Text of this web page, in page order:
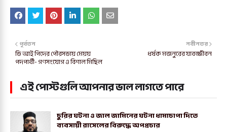
নবীনতর
ধর্ষক মজনুরের যাবজ্জীবন
পূর্বতন
ভি আই পিদের পৌরসভায় মেয়য়
পদপার্থী- গণসংযোগ ও বিশাল মিছিল
এই পোস্টগুলি আপনার ভাল লাগতে পারে
চুরির ঘটনা ও জাল জামিনের ঘটনা ধামাচাপা দিতে
ব্যবসায়ী রাসেলের বিরুদ্ধে অপপ্রচার